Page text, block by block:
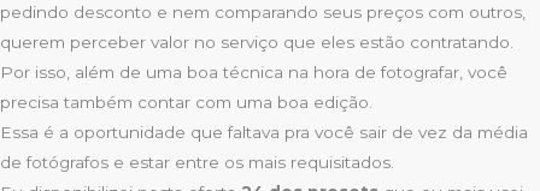
pedindo desconto e nem comparando seus preços com outros,
querem perceber valor no serviço que eles estão contratando.
Por isso, além de uma boa técnica na hora de fotografar, você
precisa também contar com uma boa edição.
Essa é a oportunidade que faltava pra você sair de vez da média
de fotógrafos e estar entre os mais requisitados.